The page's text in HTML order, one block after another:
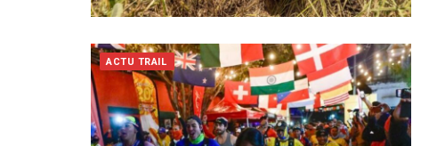
ACTU TRAIL